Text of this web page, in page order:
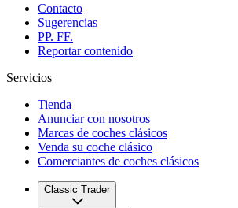
Contacto
Sugerencias
PP. FF.
Reportar contenido
Servicios
Tienda
Anunciar con nosotros
Marcas de coches clásicos
Venda su coche clásico
Comerciantes de coches clásicos
Classic Trader